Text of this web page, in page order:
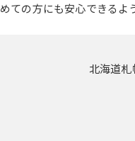
めての方にも安心できるよ
北海道